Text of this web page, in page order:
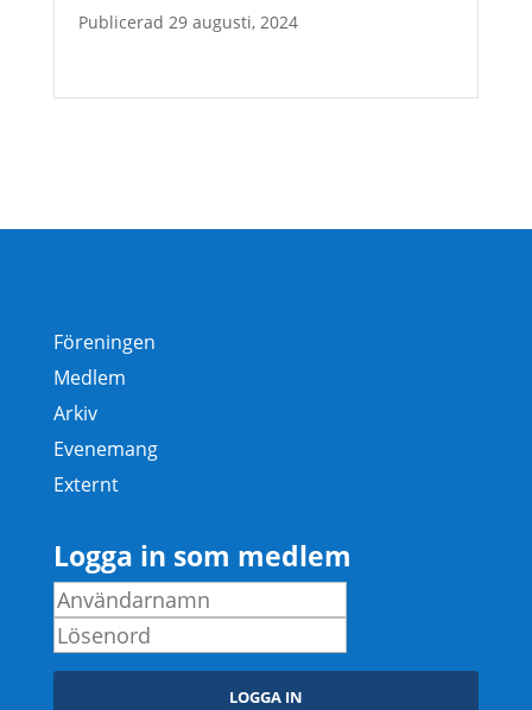
29 augusti, 2024
Föreningen
Medlem
Arkiv
Evenemang
Externt
Logga in som medlem